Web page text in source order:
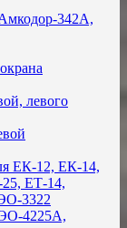
342А,
левого
ЕК-12, ЕК-14,
ЕТ-14,
3322
ЭО-4225А,